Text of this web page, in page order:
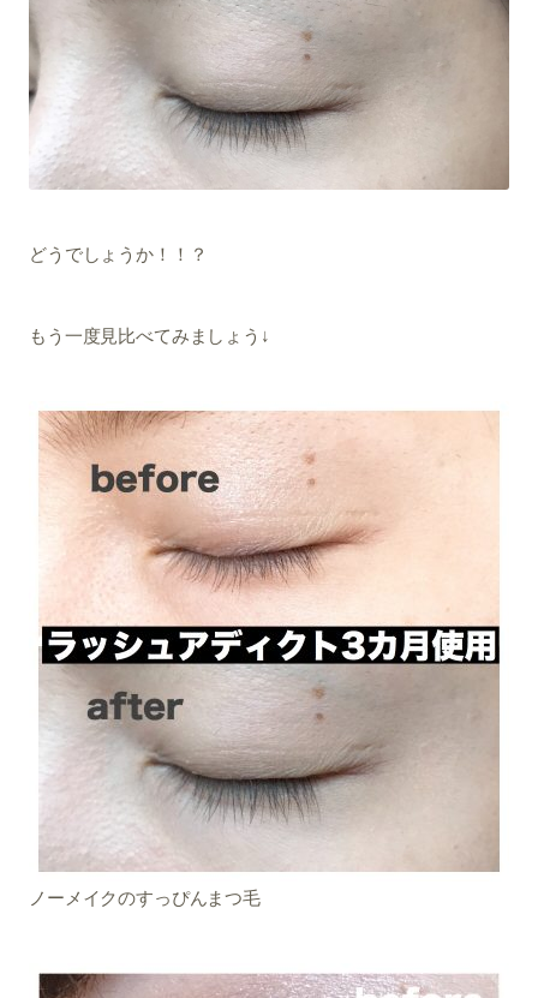
どうでしょうか！！？
もう一度見比べてみましょう↓
ノーメイクのすっぴんまつ毛